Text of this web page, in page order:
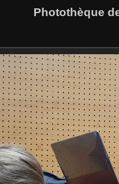
Photothèque